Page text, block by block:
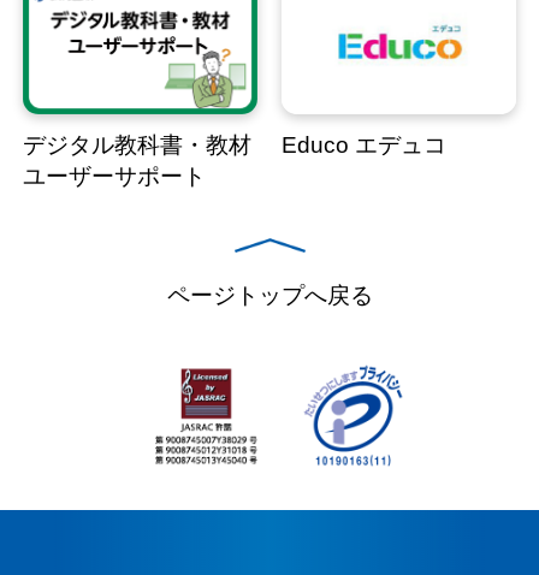
デジタル教科書・教材
ユーザーサポート
Educo エデュコ
ページトップへ戻る